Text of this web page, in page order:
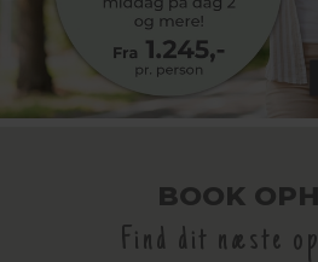
BOOK
Find dit næste